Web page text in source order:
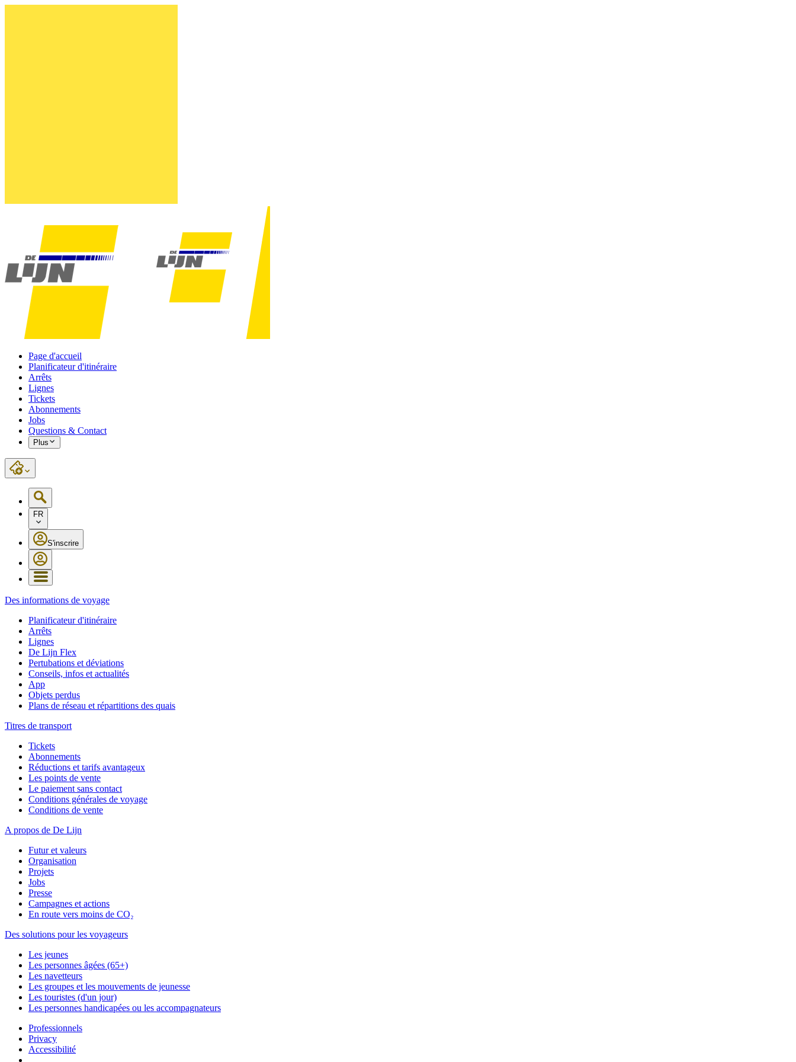
Page d'accueil
Planificateur d'itinéraire
Arrêts
Lignes
Tickets
Abonnements
Jobs
Questions & Contact
Plus
FR
S'inscrire
Des informations de voyage
Planificateur d'itinéraire
Arrêts
Lignes
De Lijn Flex
Pertubations et déviations
Conseils, infos et actualités
App
Objets perdus
Plans de réseau et répartitions des quais
Titres de transport
Tickets
Abonnements
Réductions et tarifs avantageux
Les points de vente
Le paiement sans contact
Conditions générales de voyage
Conditions de vente
A propos de De Lijn
Futur et valeurs
Organisation
Projets
Jobs
Presse
Campagnes et actions
En route vers moins de CO₂
Des solutions pour les voyageurs
Les jeunes
Les personnes âgées (65+)
Les navetteurs
Les groupes et les mouvements de jeunesse
Les touristes (d'un jour)
Les personnes handicapées ou les accompagnateurs
Professionnels
Privacy
Accessibilité